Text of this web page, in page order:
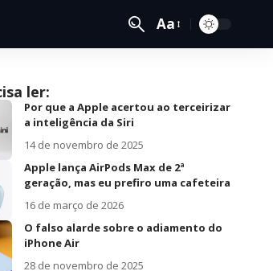
Aa
ler:
Por que a Apple acertou ao terceirizar
a inteligência da Siri
14 de novembro de 2025
Apple lança AirPods Max de 2ª
geração, mas eu prefiro uma cafeteira
16 de março de 2026
O falso alarde sobre o adiamento do
iPhone Air
28 de novembro de 2025